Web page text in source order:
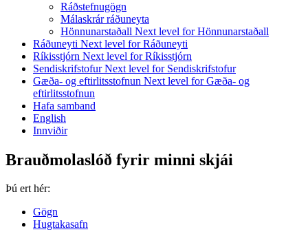
Ráðstefnugögn
Málaskrár ráðuneyta
Hönnunarstaðall Next level for Hönnunarstaðall
Ráðuneyti Next level for Ráðuneyti
Ríkisstjórn Next level for Ríkisstjórn
SendiskrifstofurNext level for Sendiskrifstofur
Gæða- og eftirlitsstofnun Next level for Gæða- og
eftirlitsstofnun
Hafa samband
English
Innviðir
Brauðmolaslóð fyrir minni skjái
Þú ert hér:
Gögn
Hugtakasafn